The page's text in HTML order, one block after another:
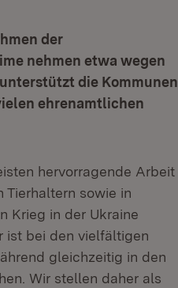
der
nehmen etwa wegen
die Kommunen
ehrenamtlichen
hervorragende Arbeit
Tierhaltern sowie in
Krieg in der Ukraine
ist bei den vielfältigen
gleichzeitig in den
Wir stellen daher als